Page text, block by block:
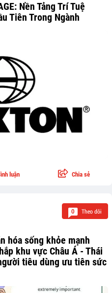
Nền Tảng Trí Tuệ
Tiên Trong Ngành
luận Chia sẻ
0 Theo dõi
hóa sống khỏe mạnh
khu vực Châu Á - Thái
tiêu dùng ưu tiên sức